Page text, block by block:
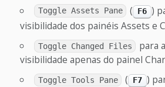
Toggle Assets Pane ( F6 )
visibilidade dos painéis Assets e
Toggle Changed Files
para
visibilidade apenas do painel
Toggle Tools Pane ( F7 )